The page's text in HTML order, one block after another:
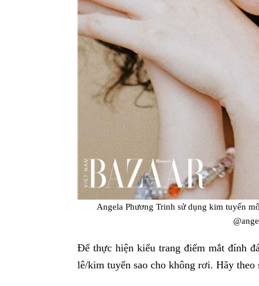
Angela Phương Trinh sử dụng kim tuyến
Để thực hiện kiểu trang điểm mắt đính
lê/kim tuyến sao cho không rơi. Hãy theo